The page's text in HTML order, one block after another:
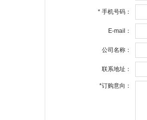
* 手机号码：
E-mail：
公司名称：
联系地址：
*订购意向：